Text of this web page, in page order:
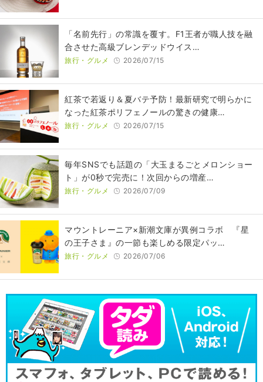
​​「名前先行」の常識を覆す。F1王者が職人技を融
合させた高級ブレンデッドウイス…
旅行・グルメ 2026/07/15
紅茶で若返り＆夏バテ予防！最新研究で明らかに
なった紅茶ポリフェノールの驚きの健康…
旅行・グルメ 2026/07/15
毎年SNSでも話題の「大玉まるごとメロンショー
ト」が0秒で完売に！次回からの増産…
旅行・グルメ 2026/07/09
マウントレーニア×新潮文庫が異例コラボ 『星
の王子さま』の一節も楽しめる限定パッ…
旅行・グルメ 2026/07/06